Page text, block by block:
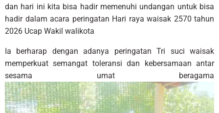
dan hari ini kita bisa hadir memenuhi undangan untuk bisa
hadir dalam acara peringatan Hari raya waisak 2570 tahun
2026 Ucap Wakil walikota
Ia berharap dengan adanya peringatan Tri suci waisak
memperkuat semangat toleransi dan kebersamaan antar
sesama umat beragama